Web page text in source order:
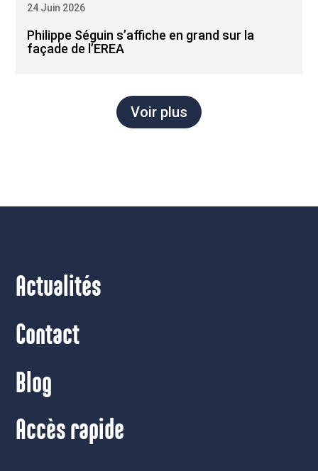
Philippe Séguin s’affiche en grand sur la
façade de l’EREA
24 Juin 2026
Voir plus
Actualités
Contact
Blog
Accès rapide